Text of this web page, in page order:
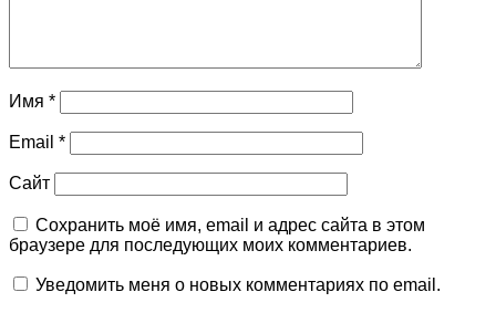
Имя *
Email *
Сайт
Сохранить моё имя, email и адрес сайта в этом
браузере для последующих моих комментариев.
Уведомить меня о новых комментариях по email.